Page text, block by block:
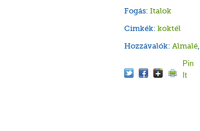
Fogás: Italok
Cimkék: koktél
Hozzávalók: Almalé,
Pin
It